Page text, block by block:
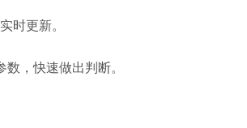
时更新。
，快速做出判断。